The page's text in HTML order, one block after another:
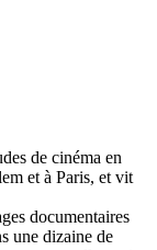
de cinéma en
et à Paris, et vit
documentaires
une dizaine de